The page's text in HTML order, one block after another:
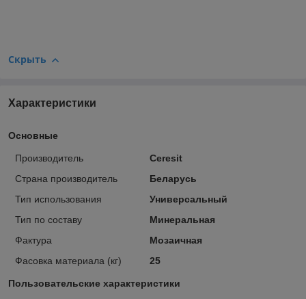
Скрыть
Характеристики
Основные
Производитель
Ceresit
Страна производитель
Беларусь
Тип использования
Универсальный
Тип по составу
Минеральная
Фактура
Мозаичная
Фасовка материала (кг)
25
Пользовательские характеристики